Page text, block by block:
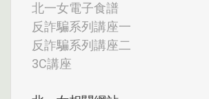
北一女電子食譜
反詐騙系列講座一
反詐騙系列講座二
3C講座